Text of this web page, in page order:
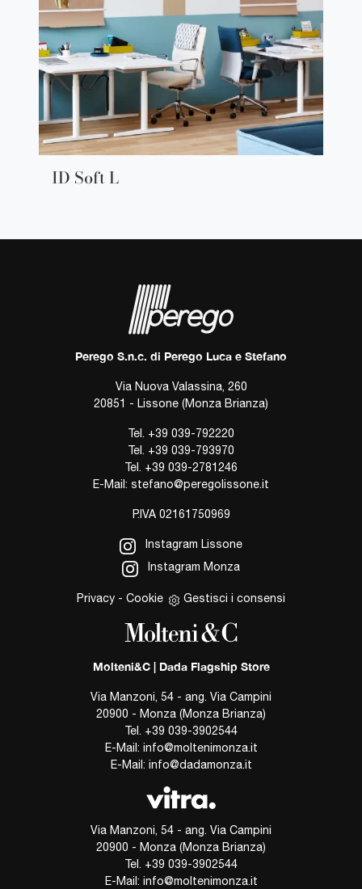
ID Soft L
Perego S.n.c. di Perego Luca e Stefano
Via Nuova Valassina, 260
20851 - Lissone (Monza Brianza)
Tel. +39 039-792220
Tel. +39 039-793970
Tel. +39 039-2781246
E-Mail: stefano@peregolissone.it
P.IVA 02161750969
Instagram Lissone
Instagram Monza
Privacy - Cookie Gestisci i consensi
Molteni&C | Dada Flagship Store
Via Manzoni, 54 - ang. Via Campini
20900 - Monza (Monza Brianza)
Tel. +39 039-3902544
E-Mail: info@moltenimonza.it
E-Mail: info@dadamonza.it
Via Manzoni, 54 - ang. Via Campini
20900 - Monza (Monza Brianza)
Tel. +39 039-3902544
E-Mail: info@moltenimonza.it